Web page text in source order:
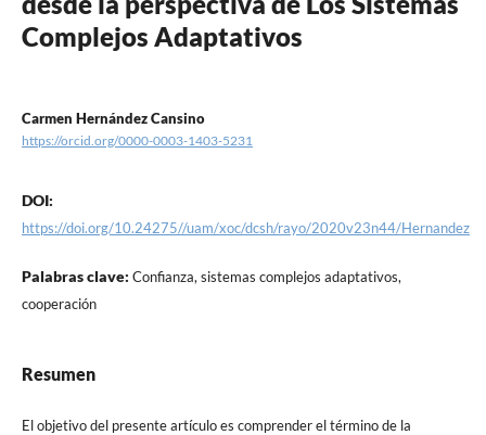
Complejos Adaptativos
Carmen Hernández Cansino
https://orcid.org/0000-0003-1403-5231
DOI:
https://doi.org/10.24275//uam/xoc/dcsh/rayo/2020v23n44/Hernandez
Palabras clave: Confianza, sistemas complejos adaptativos,
cooperación
Resumen
El objetivo del presente artículo es comprender el término de la